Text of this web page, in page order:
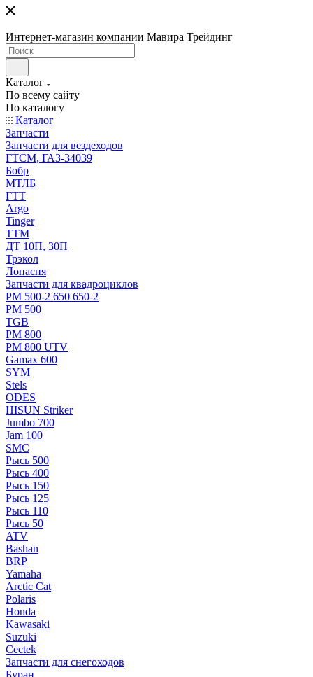
Интернет-магазин компании Мавира Трейдинг
Каталог
По всему сайту
По каталогу
Каталог
Запчасти
Запчасти для вездеходов
ГТСМ, ГАЗ-34039
Бобр
МТЛБ
ГТТ
Argo
Tinger
ТТМ
ДТ 10П, 30П
Трэкол
Лопасня
Запчасти для квадроциклов
РМ 500-2 650 650-2
РМ 500
TGB
РМ 800
РМ 800 UTV
Gamax 600
SYM
Stels
ОDЕS
HISUN Striker
Jumbo 700
Jam 100
SMC
Рысь 500
Рысь 400
Рысь 150
Рысь 125
Рысь 110
Рысь 50
ATV
Bashan
BRP
Yamaha
Arctic Cat
Polaris
Honda
Kawasaki
Suzuki
Cectek
Запчасти для снегоходов
Буран